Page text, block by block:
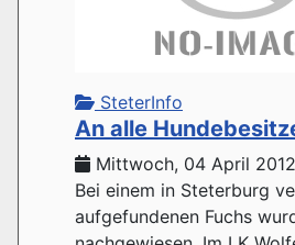
SteterInfo
An alle
Mittwoch, 04 April
Bei einem in Steterburg
aufgefundenen Fuchs